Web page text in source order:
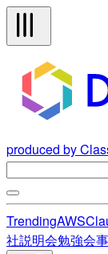
produced by
TrendingAWS
社説明会勉強会